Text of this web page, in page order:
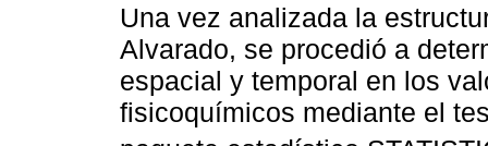
Una vez analizada la
Alvarado, se procedió a
espacial y temporal en los
fisicoquímicos mediante el